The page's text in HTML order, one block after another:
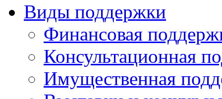
Виды поддержки
Финансовая
Консультационная
Имущественная